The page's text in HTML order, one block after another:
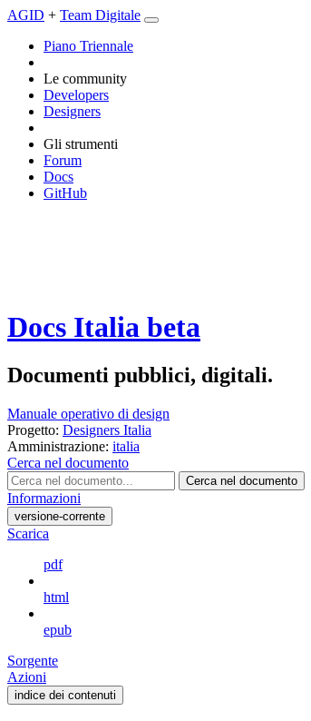
AGID + Team Digitale
Piano Triennale
Le community
Developers
Designers
Gli strumenti
Forum
Docs
GitHub
Docs Italia beta
Documenti pubblici, digitali.
Manuale operativo di design
Progetto: Designers Italia
Amministrazione: italia
Cerca nel documento
Cerca nel documento
Informazioni
versione-corrente
Scarica
pdf
html
epub
Sorgente
Azioni
indice dei contenuti